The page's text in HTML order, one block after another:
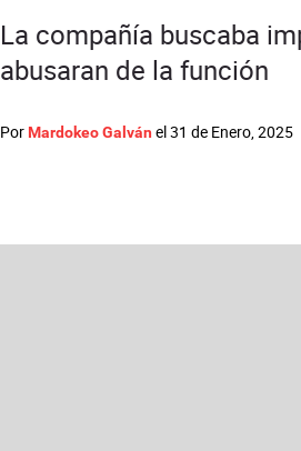
Por Mardokeo Galván el31 de Enero, 2025
La compañía buscaba
abusaran de la función